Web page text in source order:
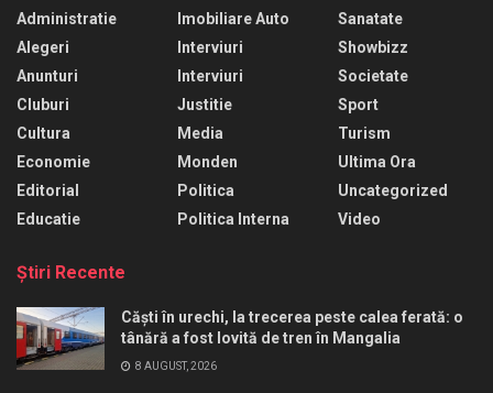
Administratie
Alegeri
Anunturi
Cluburi
Cultura
Economie
Editorial
Educatie
Imobiliare Auto
Interviuri
Interviuri
Justitie
Media
Monden
Politica
Politica Interna
Sanatate
Showbizz
Societate
Sport
Turism
Ultima Ora
Uncategorized
Video
Ştiri Recente
Căști în urechi, la trecerea peste calea ferată: o
tânără a fost lovită de tren în Mangalia
8 AUGUST, 2026